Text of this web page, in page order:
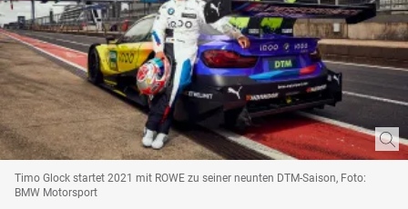
Timo Glock startet 2021 mit ROWE zu seiner neunten DTM-Saison, Foto:
BMW Motorsport